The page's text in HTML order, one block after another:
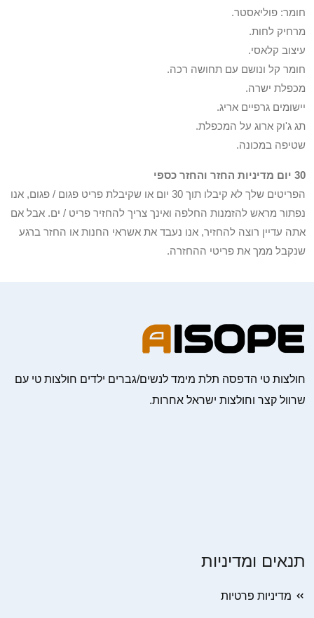
חומר: פוליאסטר.
מרחיק לחות.
עיצוב קלאסי.
חומר קל ונושם עם תחושה רכה.
מכפלת ישרה.
יישומים גרפיים אריג.
תג ג'וק ארוג על המכפלת.
שטיפה במכונה.
30 יום מדיניות החזר והחזר כספי
הפריטים שלך לא קיבלו תוך 30 יום או שקיבלת פריט פגום / פגום, אנו
נפתור מראש להזמנות החלפה ואינך צריך להחזיר פריט / ים. אבל אם
אתה עדיין רוצה להחזיר, אנו נעבד את אשראי החנות או החזר ברגע
שנקבל ממך את פריטי ההחזרה.
חולצות טי הדפסה תלת מימד לנשים/גברים ילדים חולצות טי עם
שרוול קצר וחולצות ישראל אחרות.
תנאים ומדיניות
מדיניות פרטיות